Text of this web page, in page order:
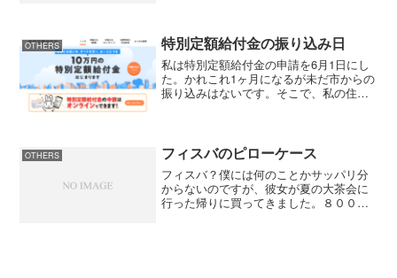
OTHERS 特別定額給付金の振り込み日
私は特別定額給付金の申請を6月1日にし
た。かれこれ1ヶ月になるが未だ市からの
振り込みはないです。そこで、私の住む
給付金の対象世帯は約...
OTHERS フィスバのピローケース
フィスバ？僕には何のことかサッパリ分
からないのですが、彼女が夏の大茶会に
行った帰りに買ってきました。８０００